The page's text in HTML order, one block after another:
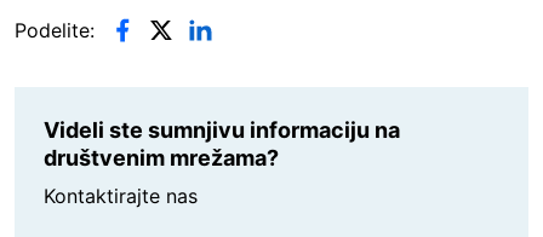
Podelite:
Videli ste sumnjivu informaciju na
društvenim mrežama?
Kontaktirajte nas